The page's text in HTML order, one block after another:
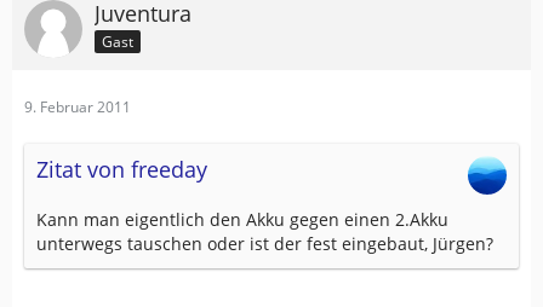
Juventura
Gast
9. Februar 2011
Zitat von freeday
Kann man eigentlich den Akku gegen einen 2.Akku
unterwegs tauschen oder ist der fest eingebaut, Jürgen?